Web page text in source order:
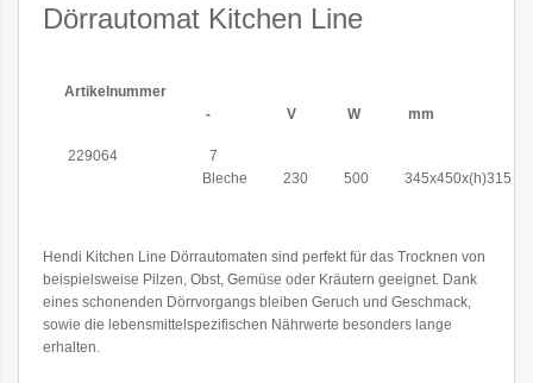
Dörrautomat Kitchen Line
Artikelnummer
-
V W mm
229064
7
Bleche
230 500 345x450x(h)315
Hendi Kitchen Line Dörrautomaten sind perfekt für das Trocknen von
beispielsweise Pilzen, Obst, Gemüse oder Kräutern geeignet. Dank
eines schonenden Dörrvorgangs bleiben Geruch und Geschmack,
sowie die lebensmittelspezifischen Nährwerte besonders lange
erhalten.